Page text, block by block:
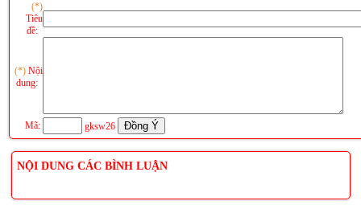
(*)
Tiêu
đề:
(*) Nội
dung:
Mã: gksw26
NỘI DUNG CÁC BÌNH LUẬN